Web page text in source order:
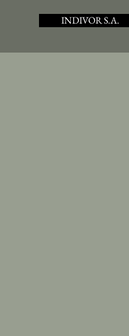
INDIVOR S.A.